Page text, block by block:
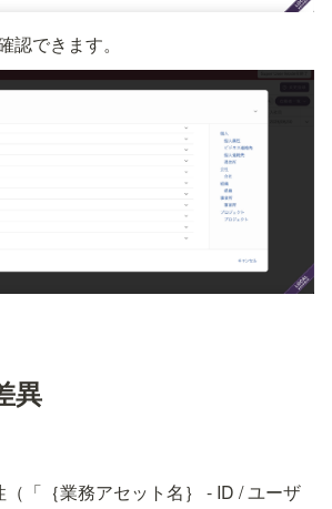
認できます。
異
（「｛業務アセット名｝ - ID / ユーザ